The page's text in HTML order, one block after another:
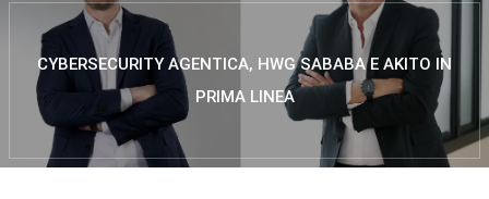
CYBERSECURITY AGENTICA, HWG SABABA E AKITO IN
PRIMA LINEA